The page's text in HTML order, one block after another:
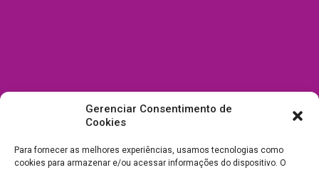
Gerenciar Consentimento de
Cookies
Para fornecer as melhores experiências, usamos tecnologias como
cookies para armazenar e/ou acessar informações do dispositivo. O